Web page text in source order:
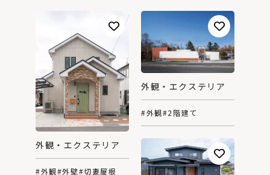
外観・エクステリア
#外観#外壁#切妻屋根
外観・エクステリア
#外観#2階建て